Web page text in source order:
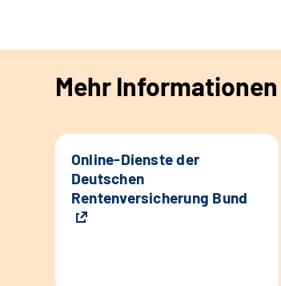
Mehr
Online-Dienste der
Deutschen
Rentenversicherung Bund